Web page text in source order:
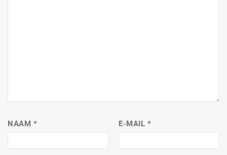
NAAM * E-MAIL*